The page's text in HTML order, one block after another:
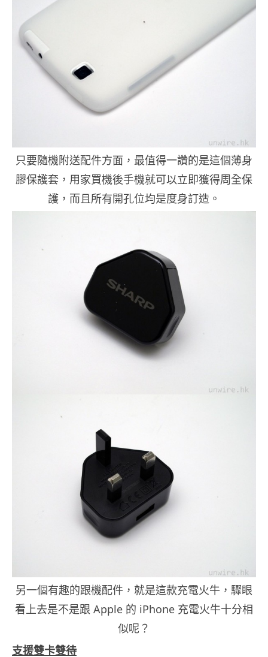
只要隨機附送配件方面，最值得一讚的是這個薄身
膠保護套，用家買機後手機就可以立即獲得周全保
護，而且所有開孔位均是度身訂造。
另一個有趣的跟機配件，就是這款充電火牛，驟眼
看上去是不是跟 Apple 的 iPhone 充電火牛十分相
似呢？
支援雙卡雙待